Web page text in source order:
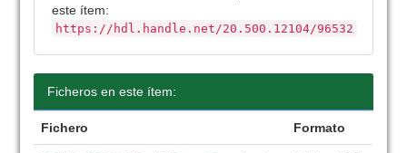
este ítem:
https://hdl.handle.net/20.500.12104/96532
Ficheros en este ítem:
Fichero Formato